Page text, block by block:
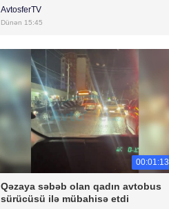
AvtosferTV
Dünən 15:45
00:01:13
Qəzaya səbəb olan qadın avtobus
sürücüsü ilə mübahisə etdi